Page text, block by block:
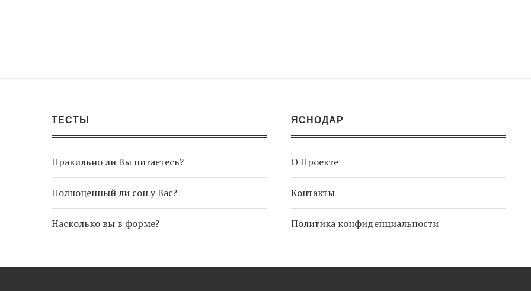
ТЕСТЫ
Правильно ли Вы питаетесь?
Полноценный ли сон у Вас?
Насколько вы в форме?
ЯСНОДАР
О Проекте
Контакты
Политика конфиденциальности